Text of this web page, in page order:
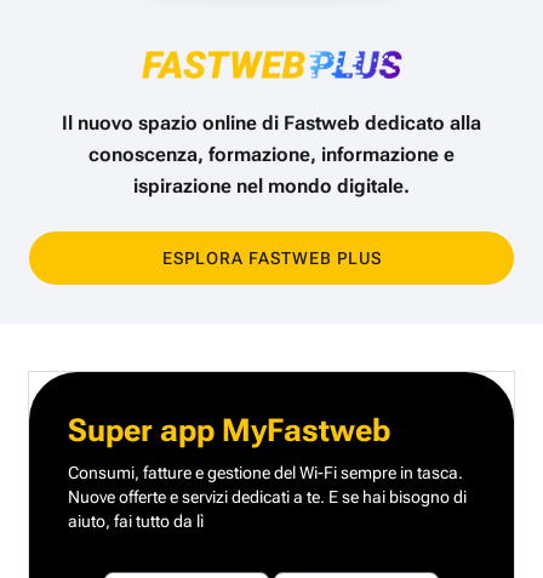
Il nuovo spazio online di Fastweb dedicato alla
conoscenza, formazione, informazione e
ispirazione nel mondo digitale.
ESPLORA FASTWEB PLUS
Super app MyFastweb
Consumi, fatture e gestione del Wi-Fi sempre in tasca.
Nuove offerte e servizi dedicati a te. E se hai bisogno di
aiuto, fai tutto da lì